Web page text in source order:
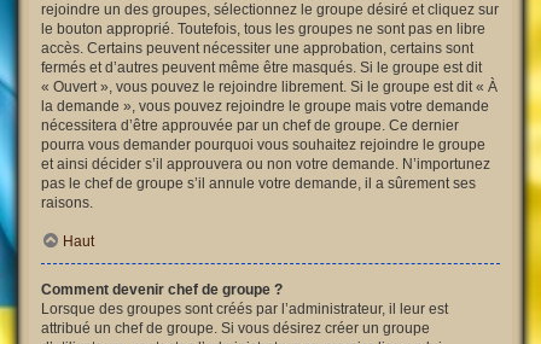
rejoindre un des groupes, sélectionnez le groupe désiré et cliquez sur
le bouton approprié. Toutefois, tous les groupes ne sont pas en libre
accès. Certains peuvent nécessiter une approbation, certains sont
fermés et d’autres peuvent même être masqués. Si le groupe est dit
« Ouvert », vous pouvez le rejoindre librement. Si le groupe est dit « À
la demande », vous pouvez rejoindre le groupe mais votre demande
nécessitera d’être approuvée par un chef de groupe. Ce dernier
pourra vous demander pourquoi vous souhaitez rejoindre le groupe
et ainsi décider s’il approuvera ou non votre demande. N’importunez
pas le chef de groupe s’il annule votre demande, il a sûrement ses
raisons.
Haut
Comment devenir chef de groupe ?
Lorsque des groupes sont créés par l’administrateur, il leur est
attribué un chef de groupe. Si vous désirez créer un groupe